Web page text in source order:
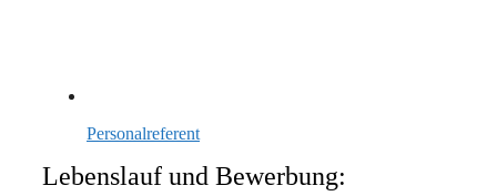
Personalreferent
Lebenslauf und Bewerbung: